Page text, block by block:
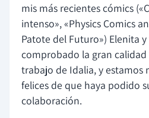
mis más recientes cómics
intenso», «Physics Comics
Patote del Futuro») Elenita
comprobado la gran
trabajo de Idalia, y estamos
felices de que haya podido
colaboración.